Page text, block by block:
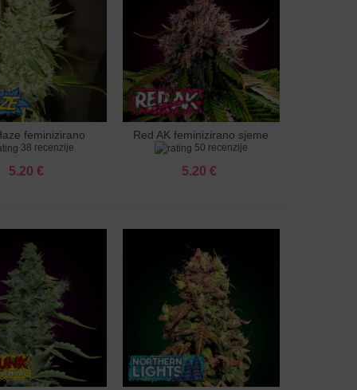
košaricu
feminizirano
sjeme
38 recenzije
5.20 €
Dodaj u košaricu
Red AK feminizirano sjeme
50 recenzije
5.20 €